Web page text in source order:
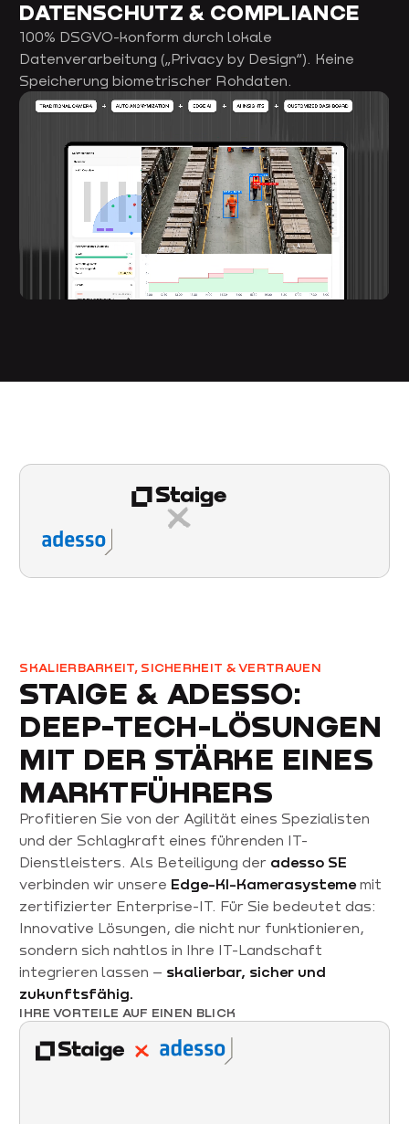
DATENSCHUTZ & COMPLIANCE
100% DSGVO-konform durch lokale
Datenverarbeitung („Privacy by Design“). Keine
Speicherung biometrischer Rohdaten.
SKALIERBARKEIT, SICHERHEIT & VERTRAUEN
STAIGE & ADESSO:
DEEP-TECH-LÖSUNGEN
MIT DER STÄRKE EINES
MARKTFÜHRERS
Profitieren Sie von der Agilität eines Spezialisten
und der Schlagkraft eines führenden IT-
Dienstleisters. Als Beteiligung der adesso SE
verbinden wir unsere Edge-KI-Kamerasystememit
zertifizierter Enterprise-IT. Für Sie bedeutet das:
Innovative Lösungen, die nicht nur funktionieren,
sondern sich nahtlos in Ihre IT-Landschaft
integrieren lassen – skalierbar, sicher und
zukunftsfähig.
IHRE VORTEILE AUF EINEN BLICK